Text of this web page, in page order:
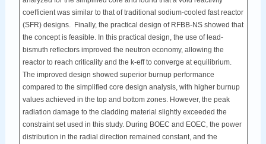
coefficient was similar to that of traditional sodium-cooled fast reactor
(SFR) designs. Finally, the practical design of RFBB-NS showed that
the concept is feasible. In this practical design, the use of lead-
bismuth reflectors improved the neutron economy, allowing the
reactor to reach criticality and the k-eff to converge at equilibrium.
The improved design showed superior burnup performance
compared to the simplified core design analysis, with higher burnup
values achieved in the top and bottom zones. However, the peak
radiation damage to the cladding material slightly exceeded the
constraint set used in this study. During BOEC and EOEC, the power
distribution in the radial direction remained constant, and the